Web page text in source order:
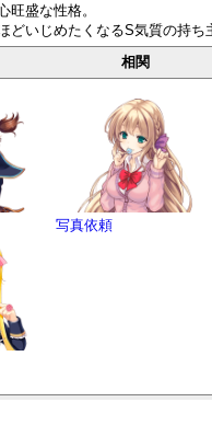
旺盛な性格。
どいじめたくなるS気質の持ち
相関
写真依頼